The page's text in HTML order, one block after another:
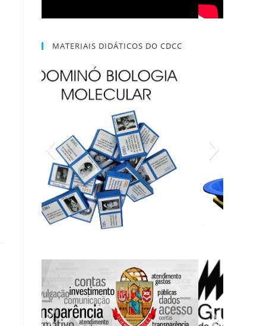
MATERIAIS DIDÁTICOS DO CDCC